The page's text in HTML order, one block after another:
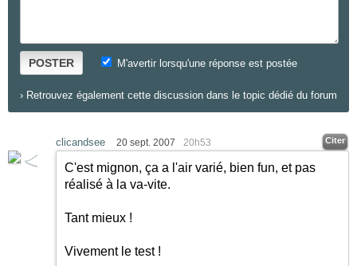
POSTER M'avertir lorsqu'une réponse est postée
› Retrouvez également cette discussion dans le topic dédié du forum
clicandsee 20 sept. 2007 20h53 Citer
C'est mignon, ça a l'air varié, bien fun, et pas
réalisé à la va-vite.
Tant mieux !
Vivement le test !